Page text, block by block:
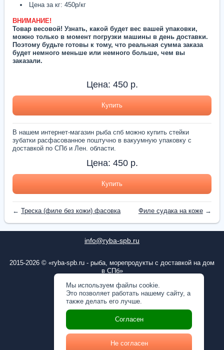
Цена за кг: 450р/кг
ВНИМАНИЕ!
Товар весовой! Узнать, какой будет вес вашей упаковки,
можно только в момент погрузки машины в день доставки.
Поэтому будьте готовы к тому, что реальная сумма заказа
будет немного меньше или немного больше, чем вы
заказали.
Цена: 450р.
Купить
В нашем интернет-магазин рыба спб можно купить стейки
зубатки расфасованное поштучно в вакуумную упаковку с
доставкой по СПб и Лен. области.
Цена: 450р.
Купить
←Треска (филе без кожи) фасовка Филе судака на коже→
info@ryba-spb.ru
2015-2026 © «ryba-spb.ru - рыба, морепродукты с доставкой на дом
в СПб»
ОГРН: 1167847253804
Пользовательское соглашение
Политика конфиденциальности
Пользовательское соглашение
Мы используем файлы cookie.
Это позволяет работать нашему сайту, а
также делать его лучше.
Согласен
Не согласен